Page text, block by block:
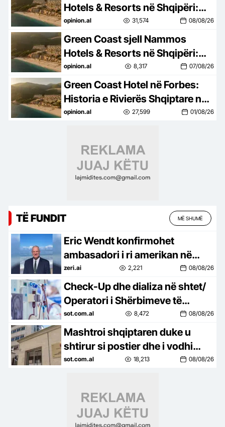
Hotels & Resorts në Shqipëri:
Destinacion i ri lifestyle
opinion.al 31,574 08/08/26
Green Coast sjell Nammos
Hotels & Resorts në Shqipëri:
Destinacion i ri lifestyle
opinion.al 8,317 07/08/26
Green Coast Hotel në Forbes:
Historia e Rivierës Shqiptare në
skenën ndërkombëtare
opinion.al 27,599 01/08/26
TË FUNDIT MË SHUMË
Eric Wendt konfirmohet
ambasadori i ri amerikan në
Shqipëri! Ambasada e SHBA: E
presim me kënaqësi
zeri.ai 2,221 08/08/26
Check-Up dhe dializa në shtet/
Operatori i Shërbimeve të
Integruara të Sterilizimit zgjeron
kompetencat
sot.com.al 8,472 08/08/26
Mashtroi shqiptaren duke u
shtirur si postier dhe i vodhi
paratë, mbyllen hetimet për
sot.com.al 18,213 08/08/26